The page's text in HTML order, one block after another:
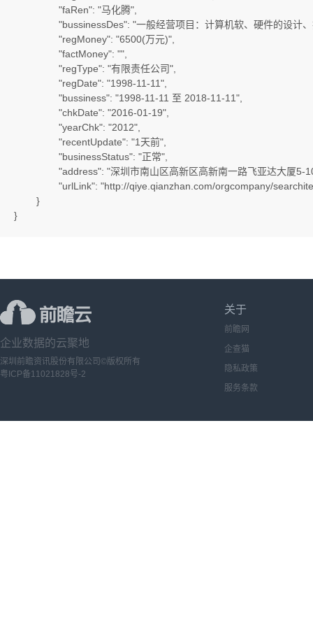
}
企业数据的云聚地
深圳前瞻资讯股份有限公司©版权所有
粤ICP备11021828号-2
关于
前瞻网
企查猫
隐私政策
服务条款